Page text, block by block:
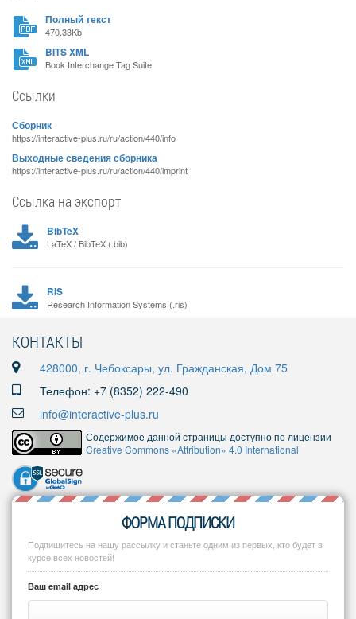
Полный текст
470.33Kb
BITS XML
Book Interchange Tag Suite
Ссылки
Сборник
https://interactive-plus.ru/ru/action/440/info
Выходные сведения сборника
https://interactive-plus.ru/ru/action/440/imprint
Ссылка на экспорт
BibTeX
LaTeX / BibTeX (.bib)
RIS
Research Information Systems (.ris)
КОНТАКТЫ
428000, г. Чебоксары, ул. Гражданская, Дом 75
Телефон: +7 (8352) 222-490
info@interactive-plus.ru
Содержимое данной страницы доступно по лицензии
Creative Commons «Attribution» 4.0 International
ФОРМА ПОДПИСКИ
Подпишитесь на нашу рассылку и станьте одним из первых, кто будет в
курсе всех новостей!
Ваш email адрес